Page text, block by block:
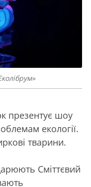
презентує шоу
екології.
тварини.
Сміттєвий